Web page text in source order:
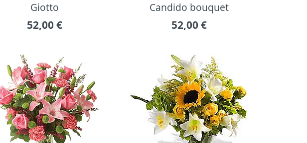
Giotto
52,00 €
Candido bouquet
52,00 €